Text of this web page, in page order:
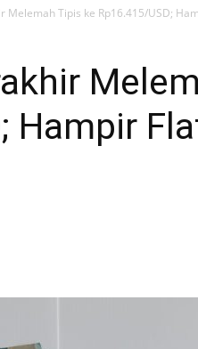
Melemah Tipis ke Rp16.415/USD;
Hampir